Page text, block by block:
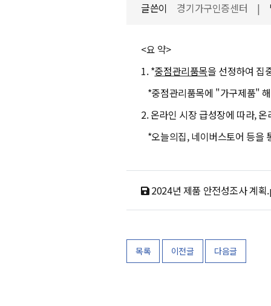
글쓴이 경기가구인증센터 |
<요 약>
1. *중점관리품목을 선정하여 집
*중점관리품목에 "가구제품"
2. 온라인 시장 급성장에 따라,
*오늘의집, 네이버스토어 등을
2024년 제품 안전성조사 계
목록 이전글 다음글